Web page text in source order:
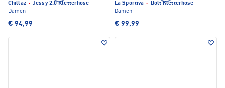
Chillaz · Jessy 2.0 Kletterhose
Damen
€ 94,99
La Sportiva ·
Bolt Kletterhose
Damen
€ 99,99